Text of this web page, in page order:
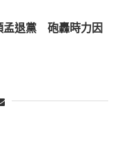
孟退黨 砲轟時力因